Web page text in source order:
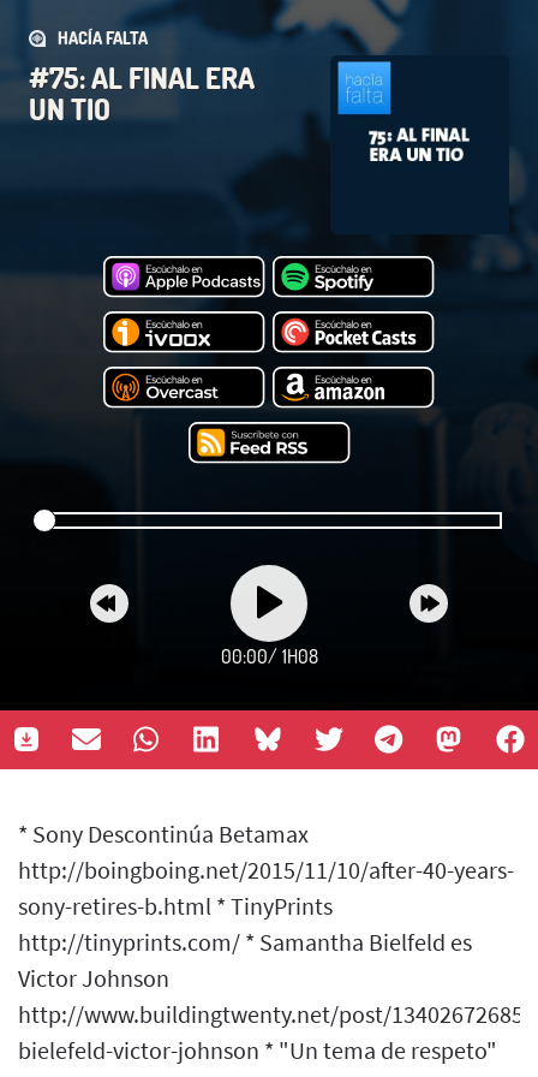
HACÍA FALTA
#75: AL FINAL ERA
UN TIO
00:00/ 1H08
* Sony Descontinúa Betamax
http://boingboing.net/2015/11/10/after-40-years-
sony-retires-b.html * TinyPrints
http://tinyprints.com/ * Samantha Bielfeld es
Victor Johnson
http://www.buildingtwenty.net/post/
bielefeld-victor-johnson * "Un tema de respeto"